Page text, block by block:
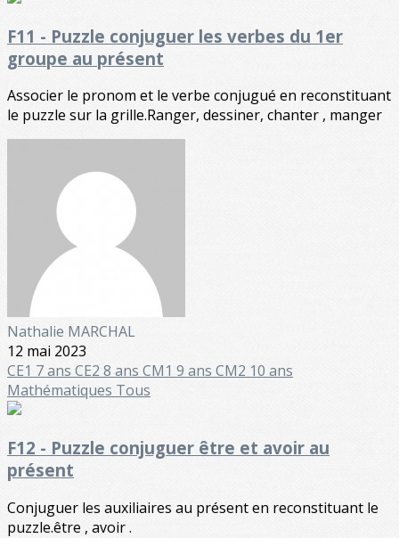
F11 - Puzzle conjuguer les verbes du 1er
groupe au présent
Associer le pronom et le verbe conjugué en reconstituant
le puzzle sur la grille.Ranger, dessiner, chanter , manger
Nathalie MARCHAL
12 mai 2023
CE1 7 ans CE2 8 ans CM1 9 ans CM2 10 ans
Mathématiques Tous
F12 - Puzzle conjuguer être et avoir au
présent
Conjuguer les auxiliaires au présent en reconstituant le
puzzle.être , avoir .